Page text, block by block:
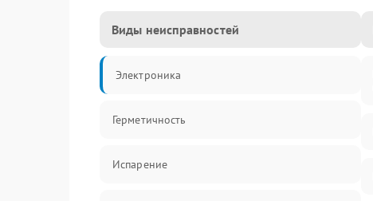
Виды неисправностей
Электроника
Герметичность
Испарение